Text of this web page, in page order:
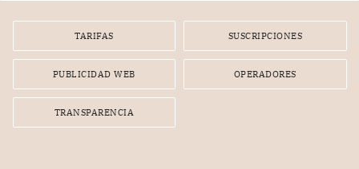
TARIFAS SUSCRIPCIONES
PUBLICIDAD WEB OPERADORES
TRANSPARENCIA